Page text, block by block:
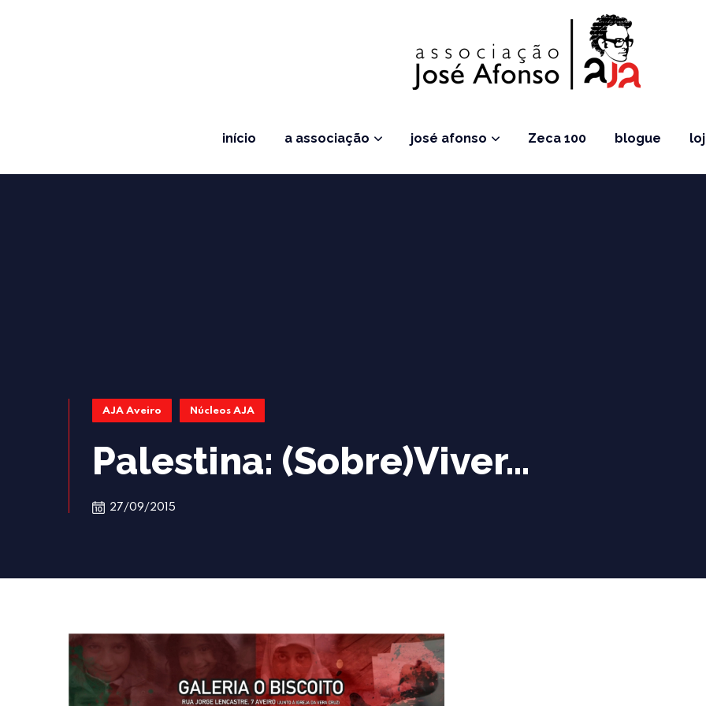
início a associação josé afonso Zeca 100 blogue
AJA Aveiro Núcleos AJA
Palestina: (Sobre)Viver…
27/09/2015